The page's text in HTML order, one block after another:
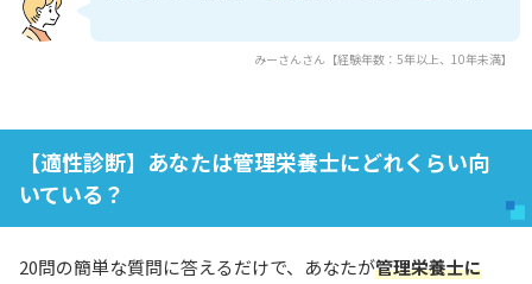
みーさんさん【経験年数：5年以上、10年未満】
【適性診断】あなたは管理栄養士にどれくらい向
いている？
20問の簡単な質問に答えるだけで、あなたが管理栄養士に